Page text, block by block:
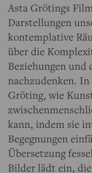
Asta Grötings
Darstellungen
kontemplative
über die
Beziehungen und
nachzudenken.
Gröting, wie
kann, indem sie
Begegnungen
Übersetzung
Bilder lädt ein,